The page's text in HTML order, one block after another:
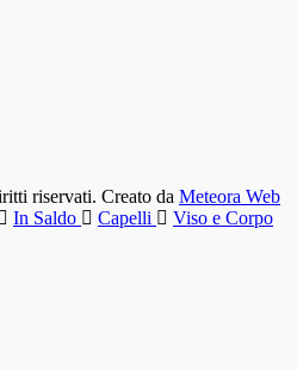
riservati. Creato da Meteora Web
In Saldo Capelli
Viso e Corpo